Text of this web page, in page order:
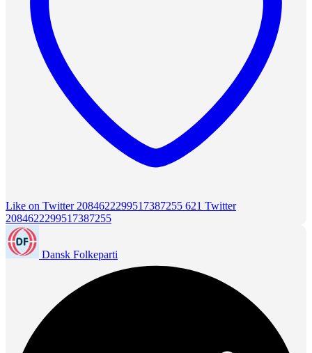
Like on Twitter 2084622299517387255 621 Twitter
2084622299517387255
Dansk Folkeparti